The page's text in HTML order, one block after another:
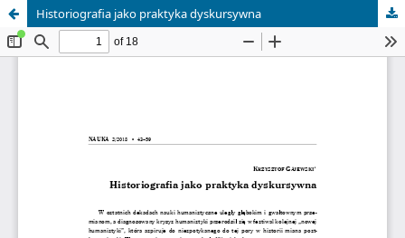
Historiografia jako praktyka dyskursywna